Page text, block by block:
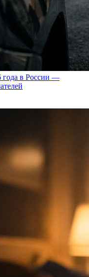
года в России —